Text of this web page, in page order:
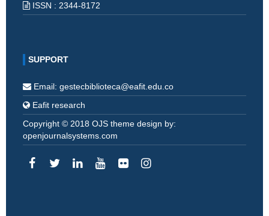
ISSN : 2344-8172
SUPPORT
Email: gestecbiblioteca@eafit.edu.co
Eafit research
Copyright © 2018 OJS theme design by:
openjournalsystems.com